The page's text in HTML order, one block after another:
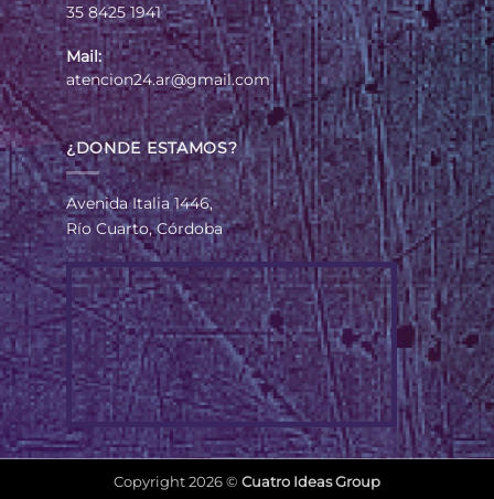
35 8425 1941
Mail:
atencion24.ar@gmail.com
¿DONDE ESTAMOS?
Avenida Italia 1446,
Río Cuarto, Córdoba
Copyright 2026 © Cuatro Ideas Group